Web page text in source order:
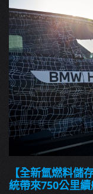
【全新氫燃料儲
統帶來750公里續